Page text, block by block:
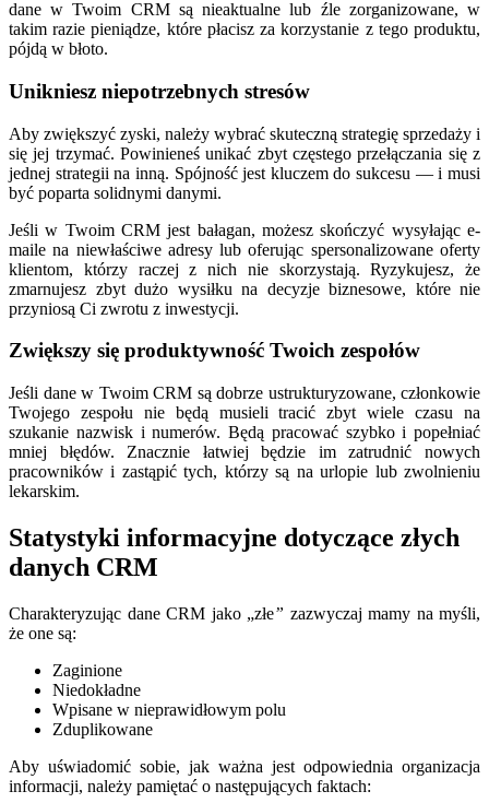
dane w Twoim CRM są nieaktualne lub źle zorganizowane, w
takim razie pieniądze, które płacisz za korzystanie z tego produktu,
pójdą w błoto.
Unikniesz niepotrzebnych stresów
Aby zwiększyć zyski, należy wybrać skuteczną strategię sprzedaży i
się jej trzymać. Powinieneś unikać zbyt częstego przełączania się z
jednej strategii na inną. Spójność jest kluczem do sukcesu — i musi
być poparta solidnymi danymi.
Jeśli w Twoim CRM jest bałagan, możesz skończyć wysyłając e-
maile na niewłaściwe adresy lub oferując spersonalizowane oferty
klientom, którzy raczej z nich nie skorzystają. Ryzykujesz, że
zmarnujesz zbyt dużo wysiłku na decyzje biznesowe, które nie
przyniosą Ci zwrotu z inwestycji.
Zwiększy się produktywność Twoich zespołów
Jeśli dane w Twoim CRM są dobrze ustrukturyzowane, członkowie
Twojego zespołu nie będą musieli tracić zbyt wiele czasu na
szukanie nazwisk i numerów. Będą pracować szybko i popełniać
mniej błędów. Znacznie łatwiej będzie im zatrudnić nowych
pracowników i zastąpić tych, którzy są na urlopie lub zwolnieniu
lekarskim.
Statystyki informacyjne dotyczące złych
danych CRM
Charakteryzując dane CRM jako „złe” zazwyczaj mamy na myśli,
że one są:
Zaginione
Niedokładne
Wpisane w nieprawidłowym polu
Zduplikowane
Aby uświadomić sobie, jak ważna jest odpowiednia organizacja
informacji, należy pamiętać o następujących faktach: